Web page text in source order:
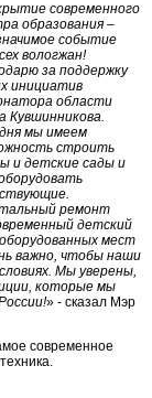
современного
образования –
событие
вологжан!
за поддержку
инициатив
области
Кувшинникова.
мы имеем
строить
и детские сады и
ремонт
детский
мест
важно, чтобы наши
Мы уверены,
которые мы
» - сказал Мэр
современное